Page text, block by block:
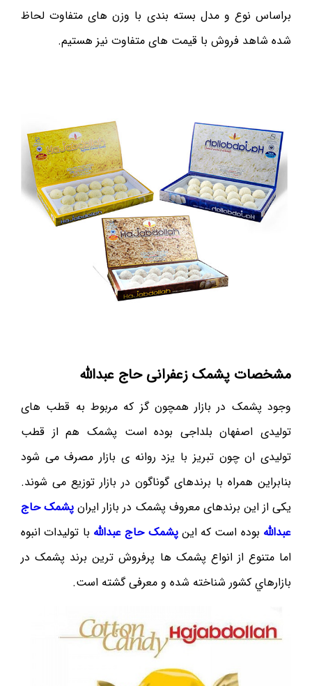
براساس نوع و مدل بسته بندی با وزن های متفاوت لحاظ
شده شاهد فروش با قيمت های متفاوت نيز هستيم.
مشخصات پشمک زعفرانی حاج عبدالله
وجود پشمک در بازار همچون گز که مربوط به قطب های
توليدی اصفهان بلداجی بوده است پشمک هم از قطب
توليدی ان چون تبريز با يزد روانه ی بازار مصرف می شود
بنابراين همراه با برندهای گوناگون در بازار توزيع می شوند.
يکی از اين برندهای معروف پشمک در بازار ايران پشمک حاج
عبدالله بوده است که اينپشمک حاج عبدالله با توليدات انبوه
اما متنوع از انواع پشمک ها پرفروش ترين برند پشمک در
بازارهاي کشور شناخته شده و معرفی گشته است.